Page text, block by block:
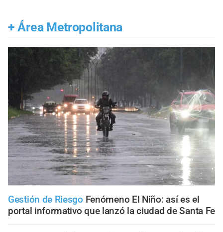
+ Área Metropolitana
Gestión de Riesgo Fenómeno El Niño: así es el
portal informativo que lanzó la ciudad de Santa Fe